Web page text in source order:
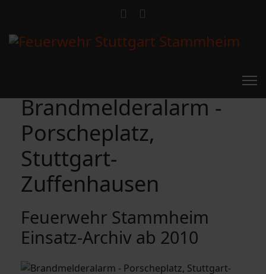
Feuerwehr Stammheim
Einsatz-Archiv ab 2010
Brandmelderalarm -
Porscheplatz,
Stuttgart-
Zuffenhausen